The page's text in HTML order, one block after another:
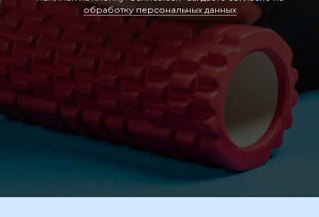
обработку персональных данных